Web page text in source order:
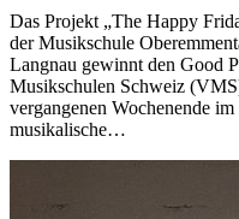
Das Projekt „The Happy
der Musikschule
Langnau gewinnt den Good
Musikschulen Schweiz
vergangenen Wochenende
musikalische…